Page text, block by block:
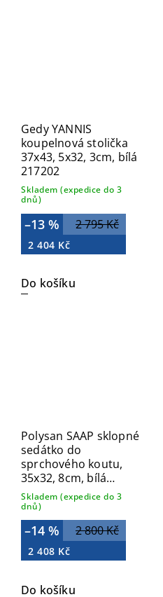
Gedy YANNIS
koupelnová stolička
37x43, 5x32, 3cm, bílá
217202
Skladem (expedice do 3
dnů)
2 795 Kč
–13 %
2 404 Kč
Do košíku
Polysan SAAP sklopné
sedátko do
sprchového koutu,
35x32, 8cm, bílá
CW1110W
Skladem (expedice do 3
dnů)
2 800 Kč
–14 %
2 408 Kč
Do košíku